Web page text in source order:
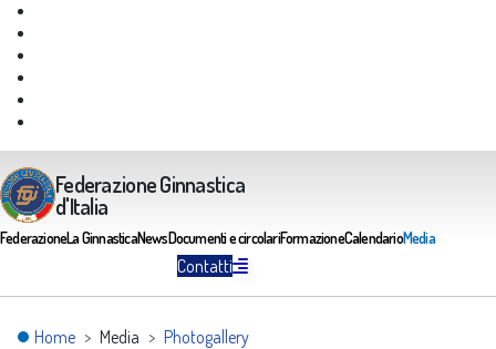
Federazione Ginnastica
d'Italia
FederazioneLa GinnasticaNewsDocumenti e circolariFormazioneCalendarioMedia
Contatti
Home Media
Photogallery